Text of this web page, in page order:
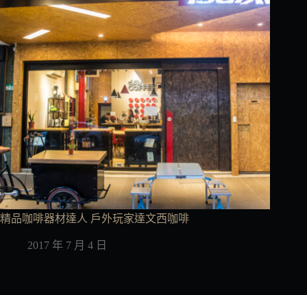
精品咖啡器材達人 戶外玩家達文西咖啡
2017 年 7 月 4 日